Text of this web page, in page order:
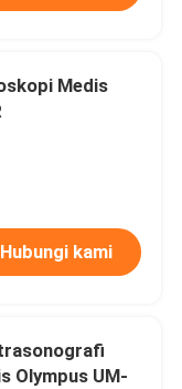
Medis
Hubungi kami
Olympus UM-